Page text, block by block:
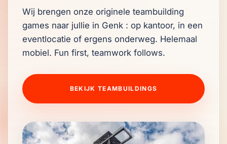
Wij brengen onze originele teambuilding
games naar jullie in Genk : op kantoor, in een
eventlocatie of ergens onderweg. Helemaal
mobiel. Fun first, teamwork follows.
BEKIJK TEAMBUILDINGS